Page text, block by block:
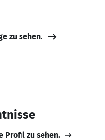
zu sehen.
Profil zu sehen.